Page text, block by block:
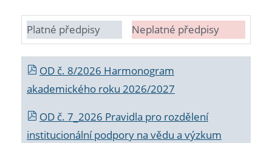
Platné předpisy Neplatné předpisy
OD č. 8/2026 Harmonogram
akademického roku 2026/2027
OD č. 7_2026 Pravidla pro rozdělení
institucionální podpory na vědu a výzkum